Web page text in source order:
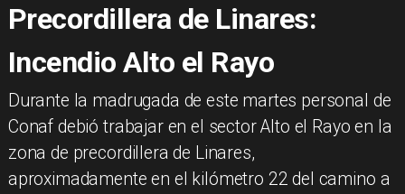
Precordillera de Linares:
Incendio Alto el Rayo
Durante la madrugada de este martes personal de
Conaf debió trabajar en el sector Alto el Rayo en la
zona de precordillera de Linares,
aproximadamente en el kilómetro 22 del camino a